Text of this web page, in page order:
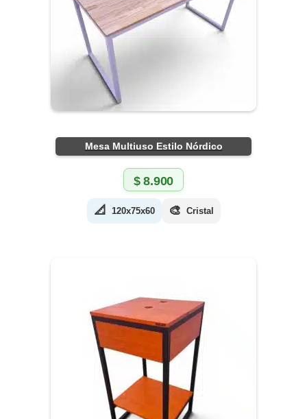
Mesa Multiuso Estilo Nórdico
$8.900
📐 120x75x60 🎨 Cristal